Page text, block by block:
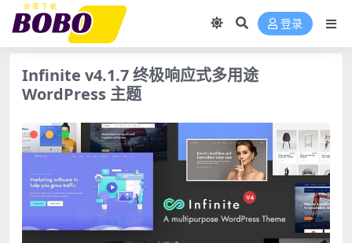
登录
Infinite v4.1.7 终极响应式多用途
WordPress 主题